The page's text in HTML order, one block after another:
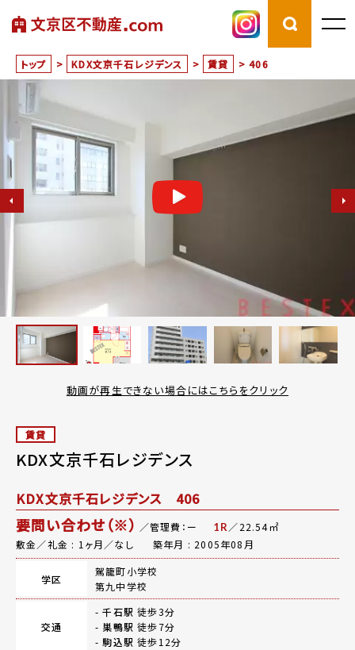
トップ > KDX文京千石レジデンス > 賃貸 > 406
動画が再生できない場合にはこちらをクリック
賃貸
KDX文京千石レジデンス
KDX文京千石レジデンス 406
要問い合わせ（※） ／管理費：ー 1R／22.54㎡
敷金／礼金 : 1ヶ月／なし
築年月 : 2005年08月
学区
駕籠町小学校
第九中学校
交通
-千石駅 徒歩3分
- 巣鴨駅 徒歩7分
-駒込駅 徒歩12分